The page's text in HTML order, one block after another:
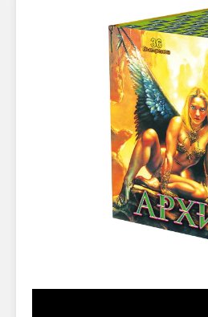
Новинки 2025/26
Фейерверки на свадьбу
Фейерверк-шоу
Батареи салютов
Цветной дым
Батареи салютов
Маленькие фейерверки
Супер-фейерверки